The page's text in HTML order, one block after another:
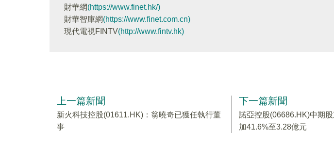
財華網(https://www.finet.hk/)
財華智庫網(https://www.finet.com.cn)
現代電視FINTV(http://www.fintv.hk)
上一篇新聞
新火科技控股(01611.HK)：翁曉奇已獲任執行董
事
下一篇新聞
諾亞控股(06686.HK)中期
加41.6%至3.28億元